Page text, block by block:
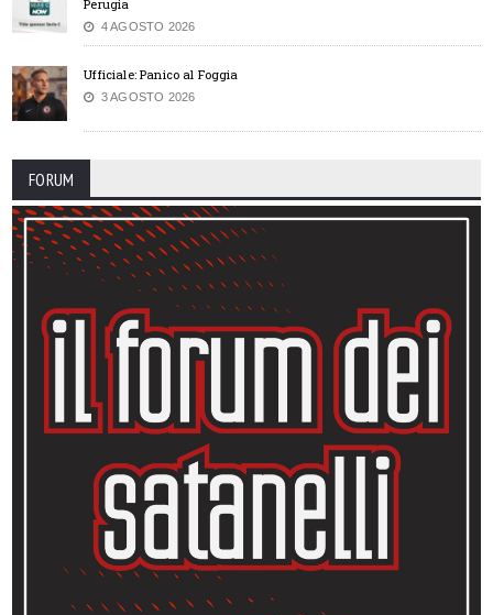
Perugia
4 AGOSTO 2026
Ufficiale: Panico al Foggia
3 AGOSTO 2026
FORUM